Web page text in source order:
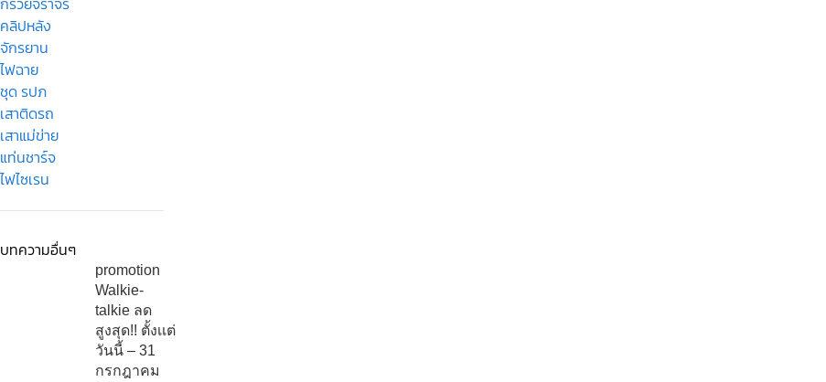
คลิปหลัง
จักรยาน
ไฟฉาย
ชุด รปภ
เสาติดรถ
เสาแม่ข่าย
แท่นชาร์จ
ไฟไซเรน
บทความอื่นๆ
promotion
Walkie-
talkie ลด
สูงสุด!! ตั้งเเต่
วันนี้ – 31
กรกฎาคม